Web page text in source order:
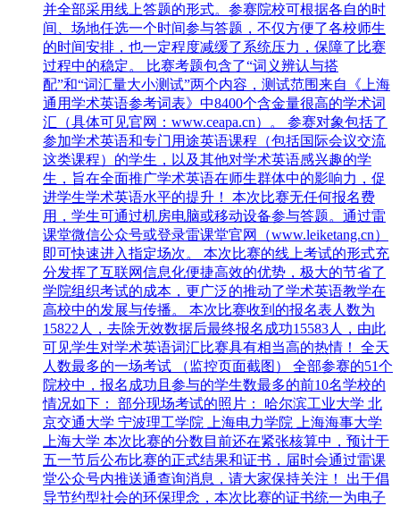
并全部采用线上答题的形式。参赛院校可根据各自的时
间、场地任选一个时间参与答题，不仅方便了各校师生
的时间安排，也一定程度减缓了系统压力，保障了比赛
过程中的稳定。 比赛考题包含了“词义辨认与搭
配”和“词汇量大小测试”两个内容，测试范围来自《上海
通用学术英语参考词表》中8400个含金量很高的学术词
汇（具体可见官网：www.ceapa.cn）。 参赛对象包括了
参加学术英语和专门用途英语课程（包括国际会议交流
这类课程）的学生，以及其他对学术英语感兴趣的学
生，旨在全面推广学术英语在师生群体中的影响力，促
进学生学术英语水平的提升！ 本次比赛无任何报名费
用，学生可通过机房电脑或移动设备参与答题。通过雷
课堂微信公众号或登录雷课堂官网（www.leiketang.cn）
即可快速进入指定场次。 本次比赛的线上考试的形式充
分发挥了互联网信息化便捷高效的优势，极大的节省了
学院组织考试的成本，更广泛的推动了学术英语教学在
高校中的发展与传播。 本次比赛收到的报名表人数为
15822人，去除无效数据后最终报名成功15583人，由此
可见学生对学术英语词汇比赛具有相当高的热情！ 全天
人数最多的一场考试 （监控页面截图） 全部参赛的51个
院校中，报名成功且参与的学生数最多的前10名学校的
情况如下： 部分现场考试的照片： 哈尔滨工业大学 北
京交通大学 宁波理工学院 上海电力学院 上海海事大学
上海大学 本次比赛的分数目前还在紧张核算中，预计于
五一节后公布比赛的正式结果和证书，届时会通过雷课
堂公众号内推送通查询消息，请大家保持关注！ 出于倡
导节约型社会的环保理念，本次比赛的证书统一为电子